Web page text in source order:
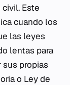
Este
cuando los
las leyes
lentas para
sus propias
o Ley de